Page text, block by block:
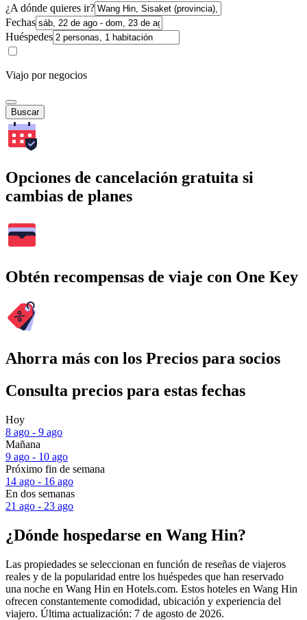
¿A dónde quieres ir?
Fechas
Huéspedes
Viajo por negocios
Buscar
Opciones de cancelación gratuita si
cambias de planes
Obtén recompensas de viaje con One Key
Ahorra más con los Precios para socios
Consulta precios para estas fechas
Hoy
8 ago - 9 ago
Mañana
9 ago - 10 ago
Próximo fin de semana
14 ago - 16 ago
En dos semanas
21 ago - 23 ago
¿Dónde hospedarse en Wang Hin?
Las propiedades se seleccionan en función de reseñas de viajeros
reales y de la popularidad entre los huéspedes que han reservado
una noche en Wang Hin en Hotels.com. Estos hoteles en Wang Hin
ofrecen constantemente comodidad, ubicación y experiencia del
viajero. Última actualización: 7 de agosto de 2026.